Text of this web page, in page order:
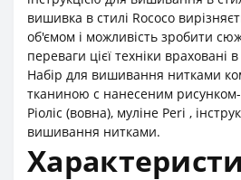
вишивка в стилі Rococo
об'ємом і можливість зробити
переваги цієї техніки
Набір для вишивання нитками
тканиною с нанесеним
Ріоліс (вовна), муліне Peri ,
вишивання нитками.